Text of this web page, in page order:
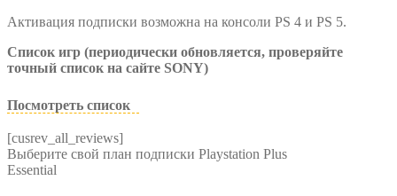
Активация подписки возможна на консоли PS 4 и PS 5.
Список игр (периодически обновляется, проверяйте
точный список на сайте SONY)
Посмотреть список
[cusrev_all_reviews]
Выберите свой план подписки Playstation Plus
Essential